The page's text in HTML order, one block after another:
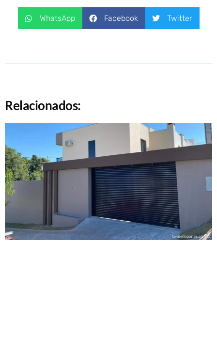
WhatsApp Facebook Twitter
Relacionados: